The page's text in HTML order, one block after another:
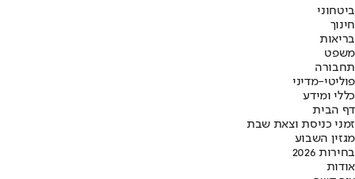
ביטחוני
חינוך
בריאות
משפט
תחבורה
פוליטי-מדיני
כללי ומידע
דף הבית
זמני כניסת וצאת שבת
מגזין השבוע
בחירות 2026
אודות